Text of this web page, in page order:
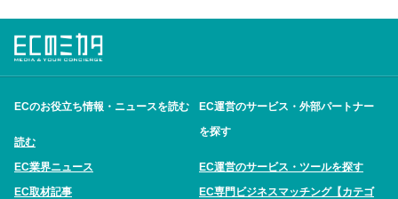
ECのお役立ち情報・ニュースを読む
読む
EC業界ニュース
EC取材記事
EC運営のサービス・外部パートナー
を探す
EC運営のサービス・ツールを探す
EC専門ビジネスマッチング【カテゴ